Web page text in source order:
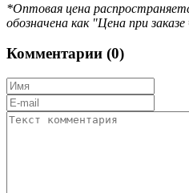
*Оптовая цена
обозначена как "Цена при
Комментарии (0)